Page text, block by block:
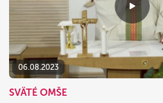
06.08.2023
SVÄTÉ OMŠE